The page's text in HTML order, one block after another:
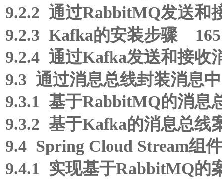
9.2.2 通过RabbitMQ发送
9.2.3 Kafka的安装步骤 165
9.2.4 通过Kafka发送和接
9.3 通过消息总线封装消息
9.3.1 基于RabbitMQ的消
9.3.2 基于Kafka的消息总
9.4 Spring Cloud Stream组
9.4.1 实现基于RabbitMQ